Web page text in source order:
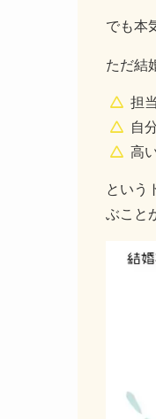
でも本
ただ結
担
自
高
という
ぶこと